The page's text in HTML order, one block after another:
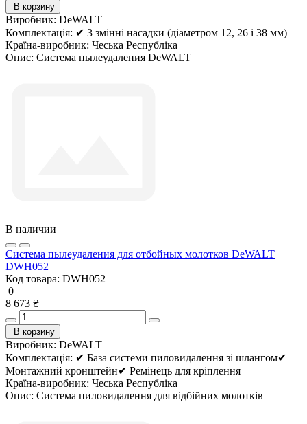
В корзину
Виробник: DeWALT
Комплектація: ✔ 3 змінні насадки (діаметром 12, 26 і 38 мм)
Країна-виробник: Чеська Республіка
Опис: Система пылеудаления DeWALT
В наличии
Система пылеудаления для отбойных молотков DeWALT
DWH052
Код товара: DWH052
0
8 673 ₴
В корзину
Виробник: DeWALT
Комплектація: ✔ База системи пиловидалення зі шлангом✔
Монтажний кронштейн✔ Ремінець для кріплення
Країна-виробник: Чеська Республіка
Опис: Система пиловидалення для відбійних молотків